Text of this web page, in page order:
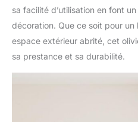
sa facilité d’utilisation en font
décoration. Que ce soit pour un
espace extérieur abrité, cet
sa prestance et sa durabilité.